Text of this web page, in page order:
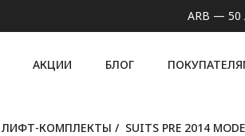
ARB — 50
АКЦИИ БЛОГ
ЛИФТ-КОМПЛЕКТЫ / SUITS PRE 2014